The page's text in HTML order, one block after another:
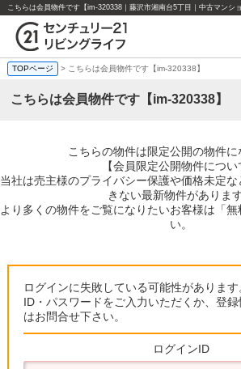
TOPページ > こちらは会員物件です【im-320338】
こちらは会員物件です【im-320338】
こちらの物件は限定公開の物件に
【会員限定公開物件につい
当社は売主様のプライバシー保護や価格未定
きない最新物件があります
より多くの物件をご覧になりたいお客様は「
い。
ログインに失敗している可能性がありま
ID・パスワードをご入力いただくか、登
はお問合せ下さい。
ログインID